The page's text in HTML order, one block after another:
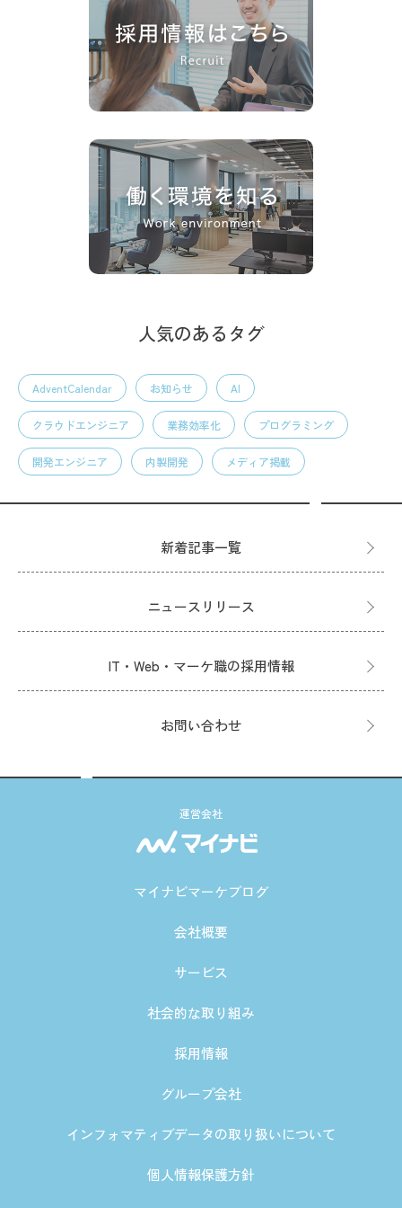
人気のあるタグ
AdventCalendar お知らせ AI
クラウドエンジニア 業務効率化 プログラミング
開発エンジニア 内製開発 メディア掲載
新着記事一覧
ニュースリリース
IT・Web・マーケ職の採用情報
お問い合わせ
運営会社
マイナビマーケブログ
会社概要
サービス
社会的な取り組み
採用情報
グループ会社
インフォマティブデータの取り扱いについて
個人情報保護方針